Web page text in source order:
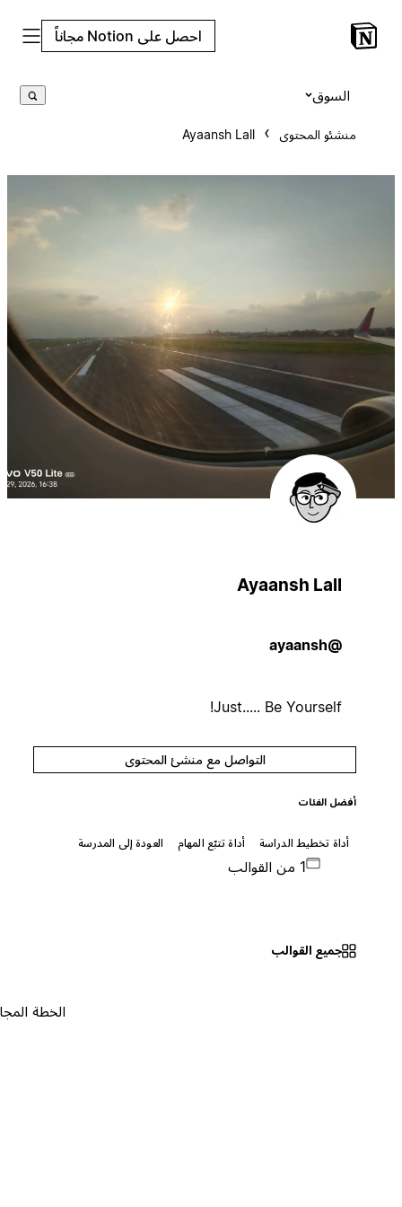
احصل على Notion مجاناً
منشئو المحتوى Ayaansh Lall
Ayaansh Lall
Just..... Be Yourself!
التواصل مع منشئ المحتوى
أفضل الفئات
أداة تخطيط الدراسة أداة تتبّع المهام العودة إلى المدرسة
جميع القوالب
الخطة المجانية ٠